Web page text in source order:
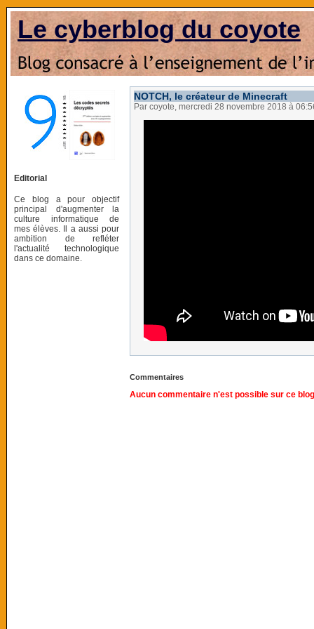
Le cyberblog du coyote
Editorial
Ce blog a pour objectif
principal d'augmenter la
culture informatique de
mes élèves. Il a aussi pour
ambition de refléter
l'actualité technologique
dans ce domaine.
NOTCH, le créateur de Minecraft
Par coyote, mercredi 28 novembre 2018 à
Commentaires
Aucun commentaire n'est possible sur ce